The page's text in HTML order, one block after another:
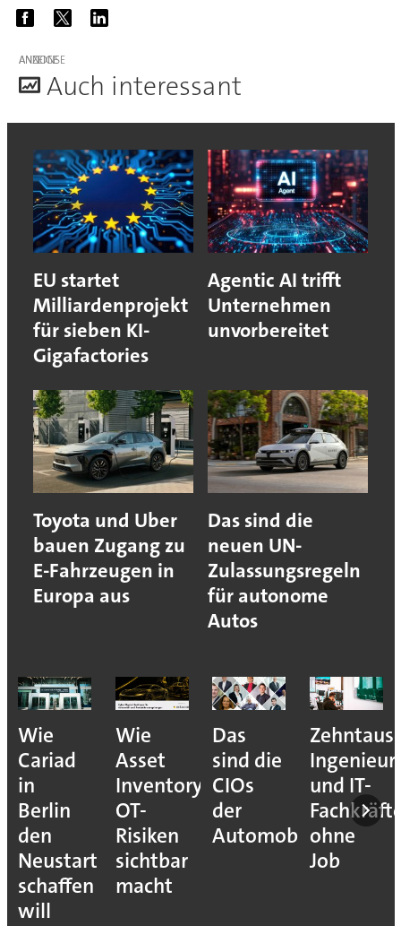
ANZEIGE
Auch interessant
EU startet
Milliardenprojekt
für sieben KI-
Gigafactories
Agentic AI trifft
Unternehmen
unvorbereitet
Toyota und Uber
bauen Zugang zu
E-Fahrzeugen in
Europa aus
Das sind die
neuen UN-
Zulassungsregeln
für autonome
Autos
Wie
Cariad
in
Berlin
den
Neustart
schaffen
will
Wie
Asset
Inventory
OT-
Risiken
sichtbar
macht
Das
sind die
CIOs
der
Automobilindustrie
und IT-
ohne
Job